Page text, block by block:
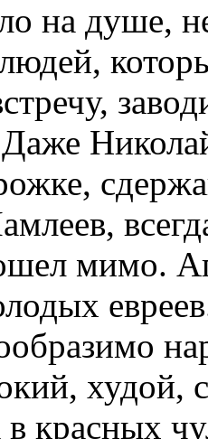
на душе,
мимо.
худой,
красных